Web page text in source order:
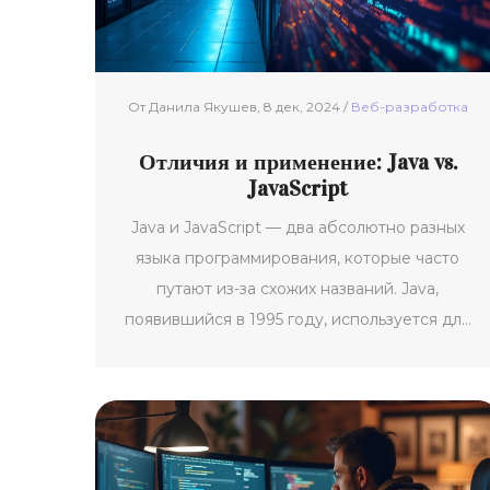
разберем, как JavaScript помогает
разработчикам создавать более динамичные
и привлекательные интерфейсы для
пользователей.
От Данила Якушев, 8 дек, 2024 / Веб-разработка
Отличия и применение: Java vs.
JavaScript
Java и JavaScript — два абсолютно разных
языка программирования, которые часто
путают из-за схожих названий. Java,
появившийся в 1995 году, используется для
браузеров, оживляет сайты и делает их
интерактивными. Каждый из этих языков
имеет свои особенности и применяется в